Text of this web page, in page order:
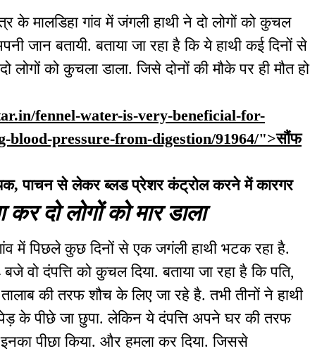
के मालडिहा गांव में जंगली हाथी ने दो लोगों को कुचल
जान बतायी. बताया जा रहा है कि ये हाथी कई दिनों से
को कुचला डाला. जिसे दोनों की मौके पर ही मौत हो
fennel-water-is-very-beneficial-for-
blood-pressure-from-digestion/91964/">सौंफ
पाचन से लेकर ब्लड प्रेशर कंट्रोल करने में कारगर
कर दो लोगों को मार डाला
में पिछले कुछ दिनों से एक जगंली हाथी भटक रहा है.
दंपत्ति को कुचल दिया. बताया जा रहा है कि पति,
की तरफ शौच के लिए जा रहे है. तभी तीनों ने हाथी
के पीछे जा छुपा. लेकिन ये दंपत्ति अपने घर की तरफ
पीछा किया. और हमला कर दिया. जिससे